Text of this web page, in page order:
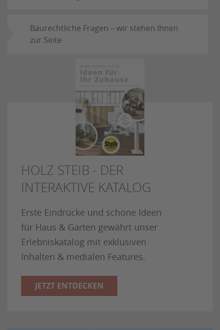
Baurechtliche Fragen – wir stehen Ihnen
zur Seite
HOLZ STEIB - DER
INTERAKTIVE KATALOG
Erste Eindrücke und schöne Ideen
für Haus & Garten gewährt unser
Erlebniskatalog mit exklusiven
Inhalten & medialen Features.
JETZT ENTDECKEN